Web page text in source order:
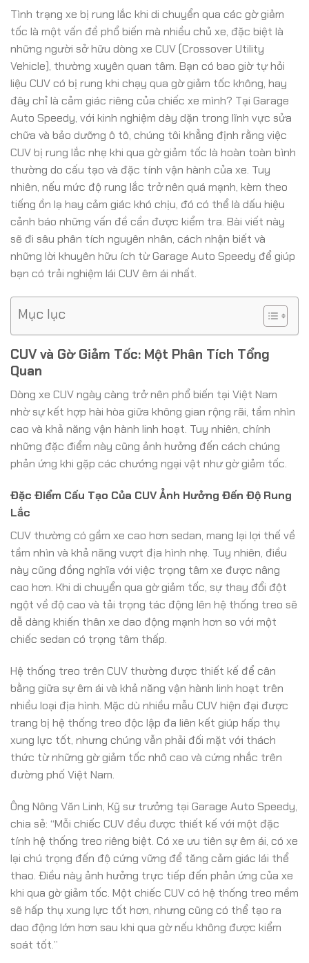
Tình trạng xe bị rung lắc khi di chuyển qua các gờ giảm
tốc là một vấn đề phổ biến mà nhiều chủ xe, đặc biệt là
những người sở hữu dòng xe CUV (Crossover Utility
Vehicle), thường xuyên quan tâm. Bạn có bao giờ tự hỏi
liệu CUV có bị rung khi chạy qua gờ giảm tốc không, hay
đây chỉ là cảm giác riêng của chiếc xe mình? Tại Garage
Auto Speedy, với kinh nghiệm dày dặn trong lĩnh vực sửa
chữa và bảo dưỡng ô tô, chúng tôi khẳng định rằng việc
CUV bị rung lắc nhẹ khi qua gờ giảm tốc là hoàn toàn bình
thường do cấu tạo và đặc tính vận hành của xe. Tuy
nhiên, nếu mức độ rung lắc trở nên quá mạnh, kèm theo
tiếng ồn lạ hay cảm giác khó chịu, đó có thể là dấu hiệu
cảnh báo những vấn đề cần được kiểm tra. Bài viết này
sẽ đi sâu phân tích nguyên nhân, cách nhận biết và
những lời khuyên hữu ích từ Garage Auto Speedy để giúp
bạn có trải nghiệm lái CUV êm ái nhất.
Mục lục
CUV và Gờ Giảm Tốc: Một Phân Tích Tổng
Quan
Dòng xe CUV ngày càng trở nên phổ biến tại Việt Nam
nhờ sự kết hợp hài hòa giữa không gian rộng rãi, tầm nhìn
cao và khả năng vận hành linh hoạt. Tuy nhiên, chính
những đặc điểm này cũng ảnh hưởng đến cách chúng
phản ứng khi gặp các chướng ngại vật như gờ giảm tốc.
Đặc Điểm Cấu Tạo Của CUV Ảnh Hưởng Đến Độ Rung
Lắc
CUV thường có gầm xe cao hơn sedan, mang lại lợi thế về
tầm nhìn và khả năng vượt địa hình nhẹ. Tuy nhiên, điều
này cũng đồng nghĩa với việc trọng tâm xe được nâng
cao hơn. Khi di chuyển qua gờ giảm tốc, sự thay đổi đột
ngột về độ cao và tải trọng tác động lên hệ thống treo sẽ
dễ dàng khiến thân xe dao động mạnh hơn so với một
chiếc sedan có trọng tâm thấp.
Hệ thống treo trên CUV thường được thiết kế để cân
bằng giữa sự êm ái và khả năng vận hành linh hoạt trên
nhiều loại địa hình. Mặc dù nhiều mẫu CUV hiện đại được
trang bị hệ thống treo độc lập đa liên kết giúp hấp thụ
xung lực tốt, nhưng chúng vẫn phải đối mặt với thách
thức từ những gờ giảm tốc nhô cao và cứng nhắc trên
đường phố Việt Nam.
Ông Nông Văn Linh, Kỹ sư trưởng tại Garage Auto Speedy,
chia sẻ: “Mỗi chiếc CUV đều được thiết kế với một đặc
tính hệ thống treo riêng biệt. Có xe ưu tiên sự êm ái, có xe
lại chú trọng đến độ cứng vững để tăng cảm giác lái thể
thao. Điều này ảnh hưởng trực tiếp đến phản ứng của xe
khi qua gờ giảm tốc. Một chiếc CUV có hệ thống treo mềm
sẽ hấp thụ xung lực tốt hơn, nhưng cũng có thể tạo ra
dao động lớn hơn sau khi qua gờ nếu không được kiểm
soát tốt.”